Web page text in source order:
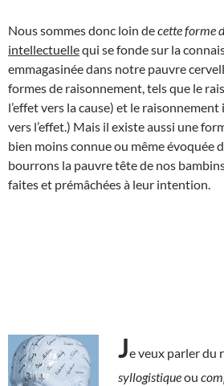
Nous sommes donc loin decette forme
intellectuellequi se fonde sur la
emmagasinée dans notre pauvre
formes de raisonnement, tels que le
l’effet vers la cause) et le
vers l’effet.) Mais il existe aussi une
bien moins connue ou même évoquée
bourrons la pauvre tête de nos
faites et prémâchées à leur intention.
Je veux parler du
syllogistiqueou